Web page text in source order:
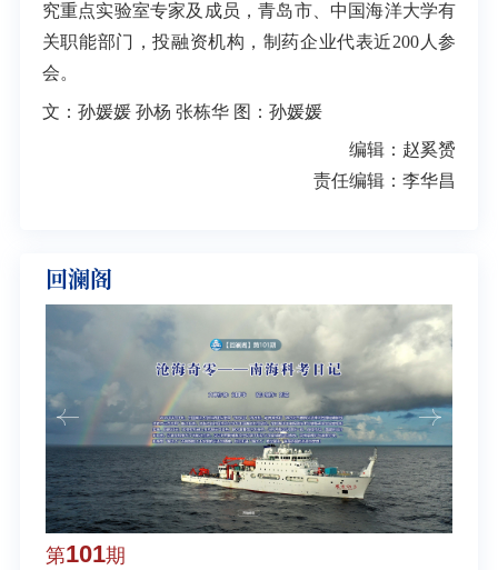
究重点实验室专家及成员，青岛市、中国海洋大学有
关职能部门，投融资机构，制药企业代表近200人参
会。
文：孙媛媛 孙杨 张栋华 图：孙媛媛
编辑：赵奚赟
责任编辑：李华昌
回澜阁
第101期